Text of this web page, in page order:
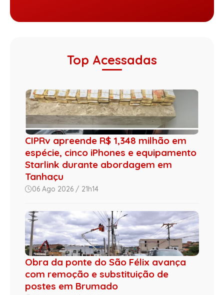
Top Acessadas
CIPRv apreende R$ 1,348 milhão em
espécie, cinco iPhones e equipamento
Starlink durante abordagem em
Tanhaçu
06 Ago 2026 / 21h14
Obra da ponte do São Félix avança
com remoção e substituição de
postes em Brumado